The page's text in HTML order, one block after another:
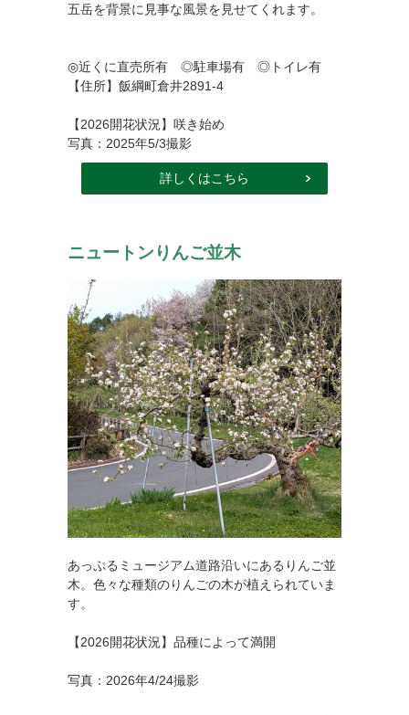
五岳を背景に見事な風景を見せてくれます。
◎近くに直売所有 ◎駐車場有 ◎トイレ有
【住所】飯綱町倉井2891-4
【2026開花状況】咲き始め
写真：2025年5/3撮影
詳しくはこちら
ニュートンりんご並木
あっぷるミュージアム道路沿いにあるりんご並
木。色々な種類のりんごの木が植えられていま
す。
【2026開花状況】品種によって満開
写真：2026年4/24撮影